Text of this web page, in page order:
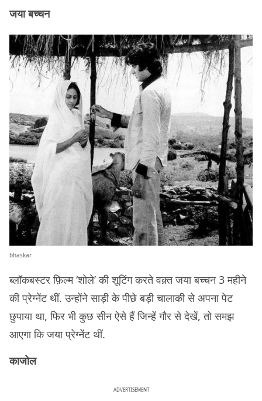
जया बच्चन
bhaskar
ब्लॉकबस्टर फ़िल्म ‘शोले’ की शूटिंग करते वक़्त जया बच्चन 3 महीने
की प्रेग्नेंट थीं. उन्होंने साड़ी के पीछे बड़ी चालाकी से अपना पेट
छुपाया था, फिर भी कुछ सीन ऐसे हैं जिन्हें गौर से देखें, तो समझ
आएगा कि जया प्रेग्नेंट थीं.
काजोल
ADVERTISEMENT